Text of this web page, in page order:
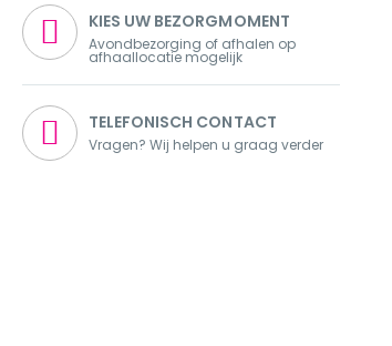
KIES UW BEZORGMOMENT
Avondbezorging of afhalen op
afhaallocatie mogelijk
TELEFONISCH CONTACT
Vragen? Wij helpen u graag verder